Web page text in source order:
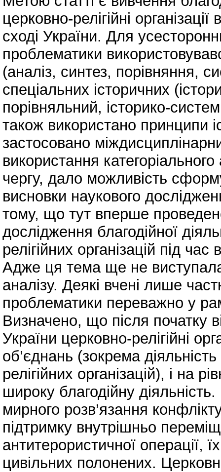
церковно-релігійні
сході України. Для
проблематики
(аналіз, синтез, порівняння,
спеціальних історичних
порівняльний, історико-
також використано принципи
застосовано
використання
чергу, дало можливість
висновки наукового
тому, що тут вперше
дослідження благодійної
релігійних організацій під
Адже ця тема ще не
аналізу. Деякі вчені лише
проблематики переважно у
Визначено, що після початку
України церковно-релігійні
об’єднань (зокрема
релігійних організацій), і на
широку благодійну
мирного розв’язання
підтримку внутрішньо
антитерористичної операції,
цивільних полонених.